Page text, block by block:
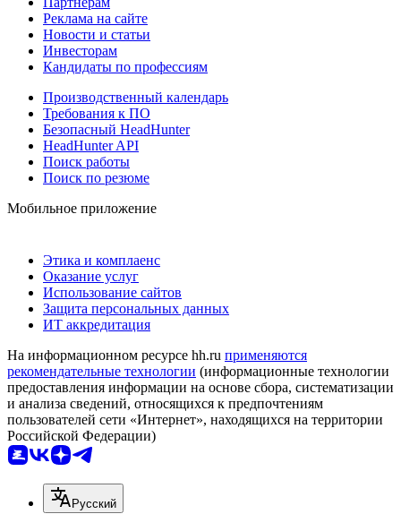
Реклама на сайте
Новости и статьи
Инвесторам
Кандидаты по профессиям
Производственный календарь
Требования к ПО
Безопасный HeadHunter
HeadHunter API
Поиск работы
Поиск по резюме
Мобильное приложение
Этика и комплаенс
Оказание услуг
Использование сайтов
Защита персональных данных
ИТ аккредитация
На информационном ресурсе hh.ru применяются
рекомендательные технологии (информационные технологии
предоставления информации на основе сбора, систематизации
и анализа сведений, относящихся к предпочтениям
пользователей сети «Интернет», находящихся на территории
Российской Федерации)
Русский